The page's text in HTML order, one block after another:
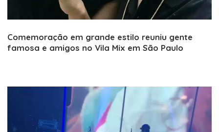
Comemoração em grande estilo reuniu gente
famosa e amigos no Vila Mix em São Paulo